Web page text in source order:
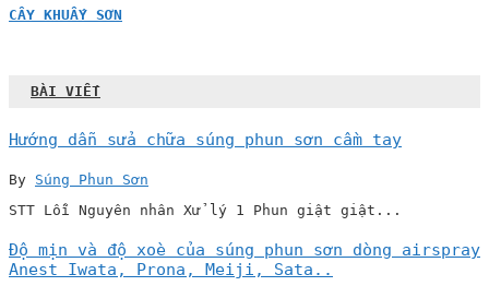
CÂY KHUẤY SƠN
BÀI VIẾT
Hướng dẫn sửa chữa súng phun sơn cầm tay
By Súng Phun Sơn
STT Lỗi Nguyên nhân Xử lý 1 Phun giật giật...
Độ mịn và độ xoè của súng phun sơn dòng airspray
Anest Iwata, Prona, Meiji, Sata..